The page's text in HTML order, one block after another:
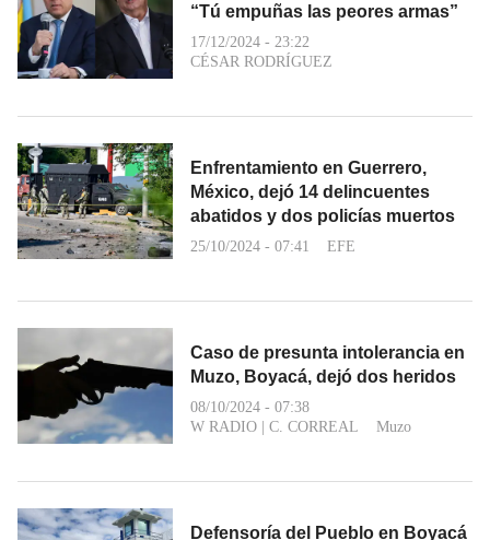
“Tú empuñas las peores armas”
17/12/2024 - 23:22
CÉSAR RODRÍGUEZ
Enfrentamiento en Guerrero,
México, dejó 14 delincuentes
abatidos y dos policías muertos
25/10/2024 - 07:41 EFE
Caso de presunta intolerancia en
Muzo, Boyacá, dejó dos heridos
08/10/2024 - 07:38
W RADIO | C. CORREAL Muzo
Defensoría del Pueblo en Boyacá